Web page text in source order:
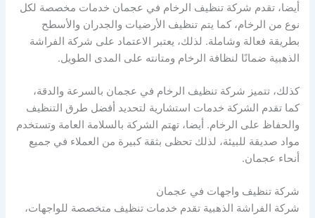
أيضا، تقدم شركة تنظيف الرخام في عجمان خدمات مخصصة لكل
نوع من الرخام، كما يتم تنظيف الأرضيات والجدران والأسطح
بطريقة فعالة وشاملة. لذلك، يعتبر الاعتماد على شركة الفراشة
الذهبية ضمانًا لنظافة الرخام ومتانته على المدى الطويل.
كذلك، تتميز شركة تنظيف الرخام في عجمان بالسرعة والدقة،
كما تقدم الشركة خدمات استشارية لتحديد أفضل طرق التنظيف
والحفاظ على الرخام. أيضا، تهتم الشركة بالسلامة العامة وتستخدم
مواد صديقة للبيئة، لذلك تحظى بثقة كبيرة من العملاء في جميع
أنحاء عجمان.
شركة تنظيف واجهات في عجمان
شركة الفراشة الذهبية تقدم خدمات تنظيف متخصصة للواجهات،